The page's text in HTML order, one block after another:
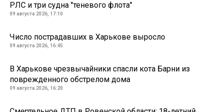
РЛС и три судна "теневого флота"
09 августа 2026, 17:10
Число пострадавших в Харькове выросло
09 августа 2026, 16:45
В Харькове чрезвычайники спасли кота Барни из
поврежденного обстрелом дома
09 августа 2026, 16:20